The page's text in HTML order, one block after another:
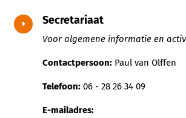
E Secretariaat
Voor algemene informatie en
Contactpersoon:Paul van Olffen
Telefoon: 06 - 28 26 34 09
E-mailadres: